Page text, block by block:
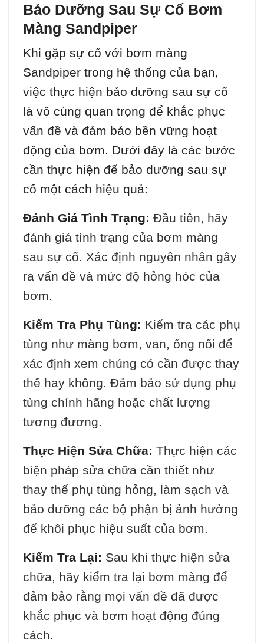
Bảo Dưỡng Sau Sự Cố Bơm
Màng Sandpiper
Khi gặp sự cố với bơm màng
Sandpiper trong hệ thống của bạn,
việc thực hiện bảo dưỡng sau sự cố
là vô cùng quan trọng để khắc phục
vấn đề và đảm bảo bền vững hoạt
động của bơm. Dưới đây là các bước
cần thực hiện để bảo dưỡng sau sự
cố một cách hiệu quả:
Đánh Giá Tình Trạng: Đầu tiên, hãy
đánh giá tình trạng của bơm màng
sau sự cố. Xác định nguyên nhân gây
ra vấn đề và mức độ hỏng hóc của
bơm.
Kiểm Tra Phụ Tùng: Kiểm tra các phụ
tùng như màng bơm, van, ống nối để
xác định xem chúng có cần được thay
thế hay không. Đảm bảo sử dụng phụ
tùng chính hãng hoặc chất lượng
tương đương.
Thực Hiện Sửa Chữa: Thực hiện các
biện pháp sửa chữa cần thiết như
thay thế phụ tùng hỏng, làm sạch và
bảo dưỡng các bộ phận bị ảnh hưởng
để khôi phục hiệu suất của bơm.
Kiểm Tra Lại: Sau khi thực hiện sửa
chữa, hãy kiểm tra lại bơm màng để
đảm bảo rằng mọi vấn đề đã được
khắc phục và bơm hoạt động đúng
cách.